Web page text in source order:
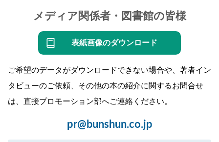
メディア関係者・図書館の皆様
表紙画像のダウンロード
ご希望のデータがダウンロードできない場合や、著者イン
タビューのご依頼、その他の本の紹介に関するお問合せ
は、直接プロモーション部へご連絡ください。
pr@bunshun.co.jp